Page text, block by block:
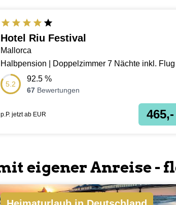
Hotel Riu Festival
Halbpension | Doppelzimmer 7 Nächte inkl. Flug